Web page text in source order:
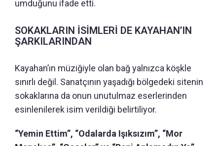
umduğunu ifade etti.
SOKAKLARIN İSİMLERİ DE KAYAHAN’IN
ŞARKILARINDAN
Kayahan’ın müziğiyle olan bağ yalnızca köşkle
sınırlı değil. Sanatçının yaşadığı bölgedeki sitenin
sokaklarına da onun unutulmaz eserlerinden
esinlenilerek isim verildiği belirtiliyor.
“Yemin Ettim”, “Odalarda Işıksızım”, “Mor